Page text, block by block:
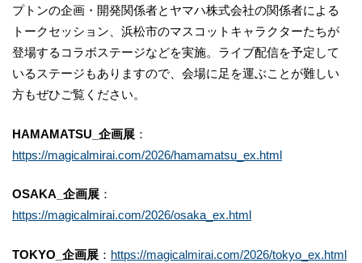
プトンの企画・開発関係者とヤマハ株式会社の関係者による
トークセッション、浜松市のマスコットキャラクターたちが
登場するコラボステージなどを実施。ライブ配信を予定して
いるステージもありますので、会場に足を運ぶことが難しい
方もぜひご覧ください。
HAMAMATSU_企画展 ：
https://magicalmirai.com/2026/hamamatsu_ex.html
OSAKA_企画展 ：
https://magicalmirai.com/2026/osaka_ex.html
TOKYO_企画展 ： https://magicalmirai.com/2026/tokyo_ex.html